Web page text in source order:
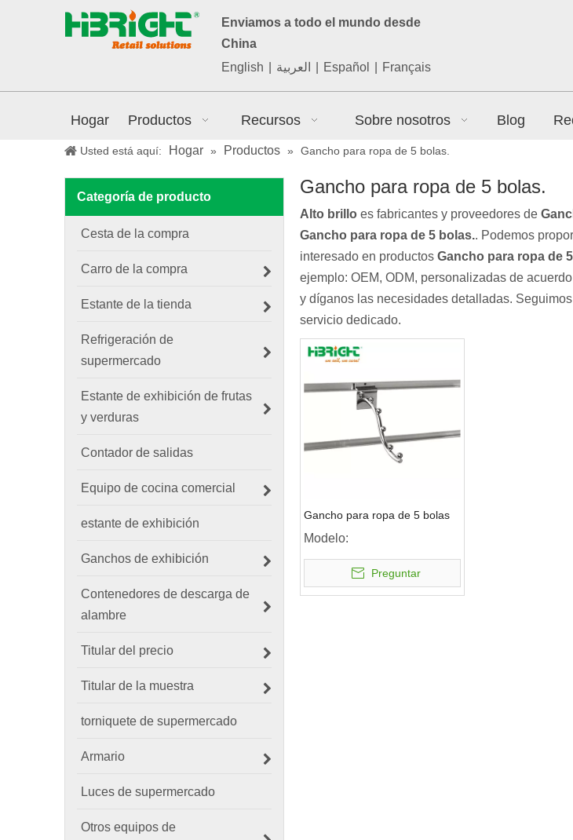
Enviamos a todo el mundo desde
China
English
العربية Español Français
Hogar Productos Recursos Sobre nosotros Blog
Usted está aquí: Hogar » Productos » Gancho para ropa de 5 bolas.
Categoría de producto
Cesta de la compra
Carro de la compra
Estante de la tienda
Refrigeración de
supermercado
Estante de exhibición de frutas
y verduras
Contador de salidas
Equipo de cocina comercial
estante de exhibición
Ganchos de exhibición
Contenedores de descarga de
alambre
Titular del precio
Titular de la muestra
torniquete de supermercado
Armario
Luces de supermercado
Otros equipos de
Gancho para ropa de 5 bolas.
Alto brillo es fabricantes y proveedores de
Gancho para ropa de 5 bolas.. Podemos
interesado en productos Gancho para ropa de
ejemplo: OEM, ODM, personalizadas de
y díganos las necesidades detalladas.
servicio dedicado.
Gancho para ropa de 5 bolas
Modelo:
Preguntar